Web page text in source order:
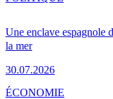
Une enclave espagnole
la mer
30.07.2026
ÉCONOMIE